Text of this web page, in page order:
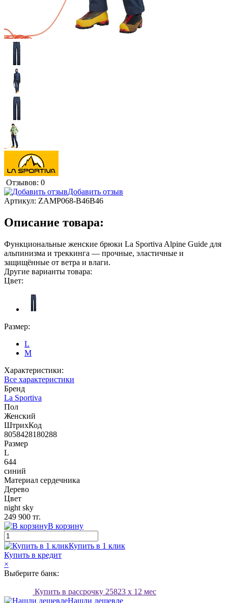
Отзывов: 0
Добавить отзыв
Артикул: ZAMP068-B46B46
Описание товара:
Функциональные женские брюки La Sportiva Alpine Guide для
альпинизма и треккинга — прочные, эластичные и
защищённые от ветра и влаги.
Другие варианты товара:
Цвет:
Размер:
L
M
Характеристики:
Все характеристики
Бренд
La Sportiva
Пол
Женский
ШтрихКод
8058428180288
Размер
L
644
синий
Материал сердечника
Дерево
Цвет
night sky
249 900 тг.
В корзину
Купить в 1 клик
Купить в кредит
×
Выберите банк:
Купить в рассрочку 25823 x 12 мес
Нашли дешевле